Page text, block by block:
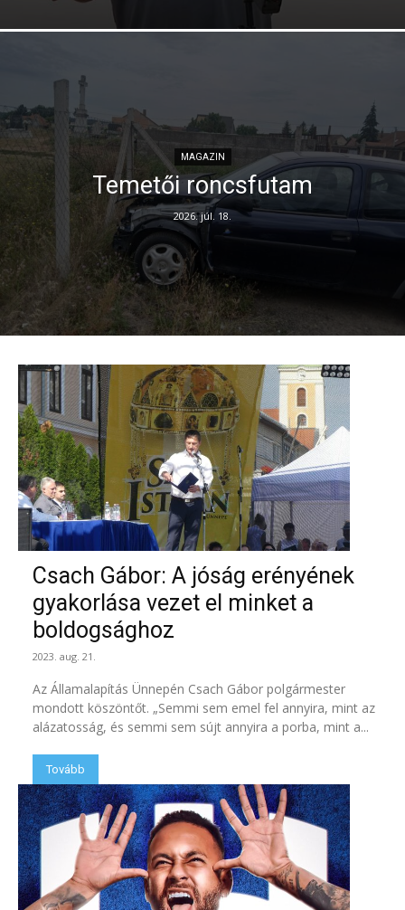
MAGAZIN
Temetői roncsfutam
2026. júl. 18.
Csach Gábor: A jóság erényének
gyakorlása vezet el minket a
boldogsághoz
2023. aug. 21.
Az Államalapítás Ünnepén Csach Gábor polgármester
mondott köszöntőt. „Semmi sem emel fel annyira, mint az
alázatosság, és semmi sem sújt annyira a porba, mint a...
Tovább